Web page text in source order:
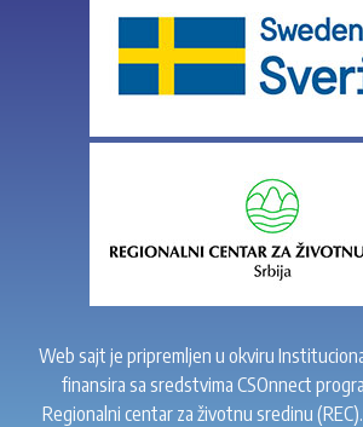
Web sajt je pripremljen u okviru
finansira sa sredstvima CSOnnect
Regionalni centar za životnu sredinu